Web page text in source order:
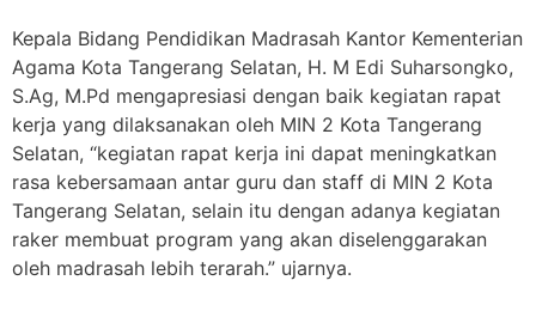
Kepala Bidang Pendidikan Madrasah Kantor Kementerian
Agama Kota Tangerang Selatan, H. M Edi Suharsongko,
S.Ag, M.Pd mengapresiasi dengan baik kegiatan rapat
kerja yang dilaksanakan oleh MIN 2 Kota Tangerang
Selatan, “kegiatan rapat kerja ini dapat meningkatkan
rasa kebersamaan antar guru dan staff di MIN 2 Kota
Tangerang Selatan, selain itu dengan adanya kegiatan
raker membuat program yang akan diselenggarakan
oleh madrasah lebih terarah.” ujarnya.